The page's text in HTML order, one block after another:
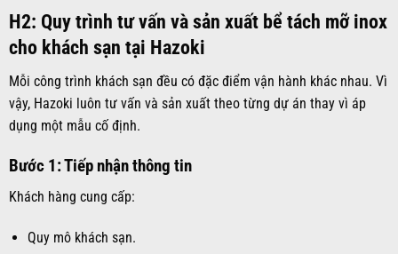
H2: Quy trình tư vấn và sản xuất bể tách mỡ inox
cho khách sạn tại Hazoki
Mỗi công trình khách sạn đều có đặc điểm vận hành khác nhau. Vì
vậy, Hazoki luôn tư vấn và sản xuất theo từng dự án thay vì áp
dụng một mẫu cố định.
Bước 1: Tiếp nhận thông tin
Khách hàng cung cấp:
Quy mô khách sạn.